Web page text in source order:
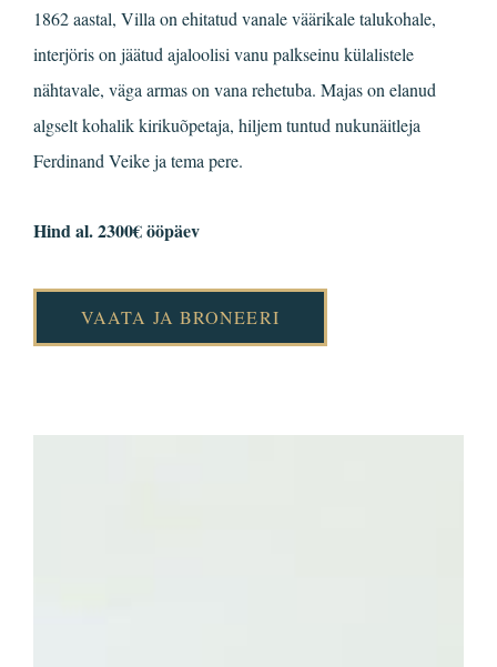
1862 aastal, Villa on ehitatud vanale väärikale talukohale,
interjöris on jäätud ajaloolisi vanu palkseinu külalistele
nähtavale, väga armas on vana rehetuba. Majas on elanud
algselt kohalik kirikuõpetaja, hiljem tuntud nukunäitleja
Ferdinand Veike ja tema pere.
Hind al. 2300€ ööpäev
VAATA JA BRONEERI